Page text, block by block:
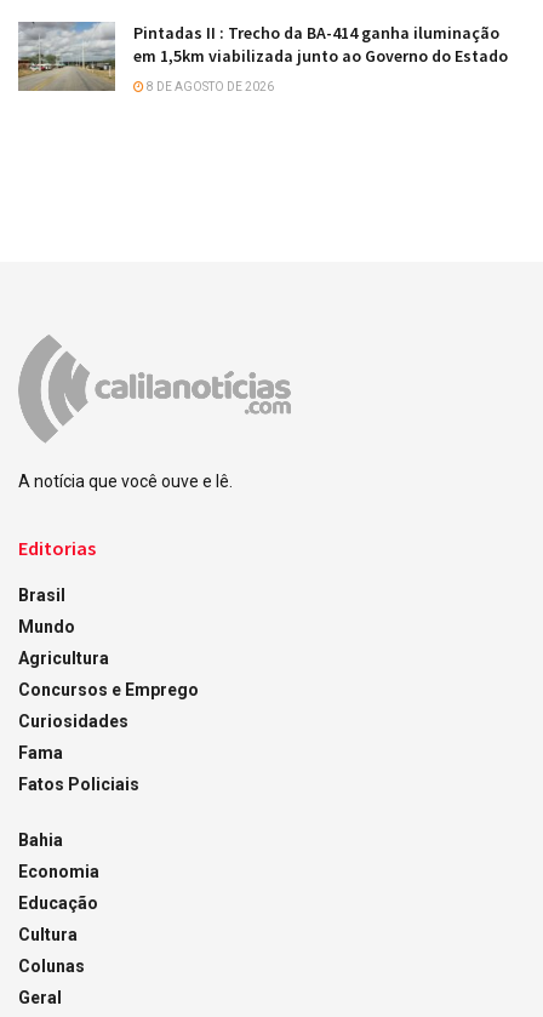
Pintadas II : Trecho da BA-414 ganha iluminação
em 1,5km viabilizada junto ao Governo do Estado
8 DE AGOSTO DE 2026
A notícia que você ouve e lê.
Editorias
Brasil
Mundo
Agricultura
Concursos e Emprego
Curiosidades
Fama
Fatos Policiais
Bahia
Economia
Educação
Cultura
Colunas
Geral